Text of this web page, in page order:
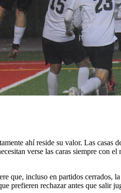
ahí reside su valor. Las casas
verse las caras siempre con
que, incluso en partidos
prefieren rechazar antes que salir